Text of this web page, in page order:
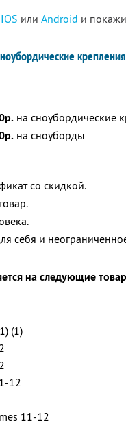
IOS или Android и
на сноубордические
на сноуборды
со скидкой.
себя и
на следующие
(1)
12
11-12